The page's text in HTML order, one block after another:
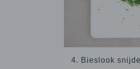
4. Bieslook